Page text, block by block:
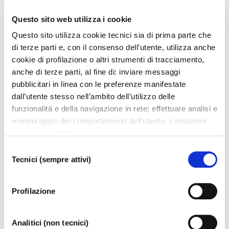
Questo sito web utilizza i cookie
Questo sito utilizza cookie tecnici sia di prima parte che
di terze parti e, con il consenso dell’utente, utilizza anche
cookie di profilazione o altri strumenti di tracciamento,
anche di terze parti, al fine di: inviare messaggi
pubblicitari in linea con le preferenze manifestate
dall’utente stesso nell’ambito dell’utilizzo delle
funzionalità e della navigazione in rete; effettuare analisi e
monitoraggio dei comportamenti dell’utente; consentire
TUTTI”, l’utente acconsente all’uso di tutti i cookie non
tecnici, inclusi quindi quelli di profilazione, analitici e
social. Il consenso è facoltativo e può essere revocato in
qualsiasi momento. Se l’utente desidera modificare le
sinistra dello schermo. Per sapere di più sui cookie che
delTecnici (sempre attivi)
Profilazione
Analitici (non tecnici)
sopranoGiuseppina Perna
sopranoIlenia Tosatto
Ensemble Harmonia Prattica
TailoringSartoria Dietro le Quinte
MasksBrat Teatro
with Pantakin Commedia, Woodstock Teatro